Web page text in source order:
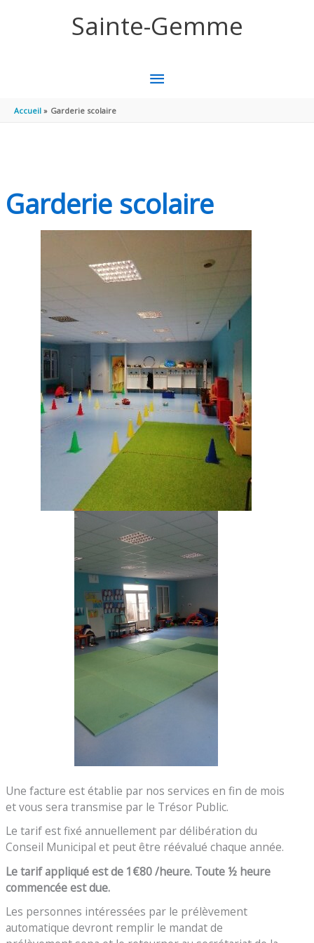
Sainte-Gemme
MENU
Accueil Garderie scolaire
Garderie scolaire
Une facture est établie par nos services en fin de mois
et vous sera transmise par le Trésor Public.
Le tarif est fixé annuellement par délibération du
Conseil Municipal et peut être réévalué chaque année.
Le tarif appliqué est de 1€80 /heure. Toute ½ heure
commencée est due.
Les personnes intéressées par le prélèvement
automatique devront remplir le mandat de